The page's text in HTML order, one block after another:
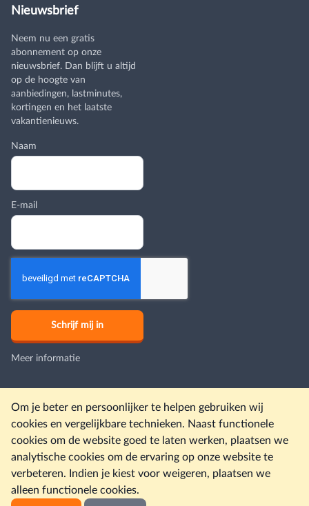
Nieuwsbrief
Neem nu een gratis
abonnement op onze
nieuwsbrief. Dan blijft u altijd
op de hoogte van
aanbiedingen, lastminutes,
kortingen en het laatste
vakantienieuws.
Naam
E-mail
Meer informatie
Onze andere sites
Christelijke campingsChristelijke hotelsChristelijke reizen
Reisverzekeringen Accommodaties Last minutes Kerkdiensten
© Christelijkevakantiesite.nl 2026 |
Gebruiksvoorwaarden en privacybeleid
Om je beter en persoonlijker te helpen gebruiken wij
cookies en vergelijkbare technieken. Naast functionele
cookies om de website goed te laten werken, plaatsen we
analytische cookies om de ervaring op onze website te
verbeteren. Indien je kiest voor weigeren, plaatsen we
alleen functionele cookies.